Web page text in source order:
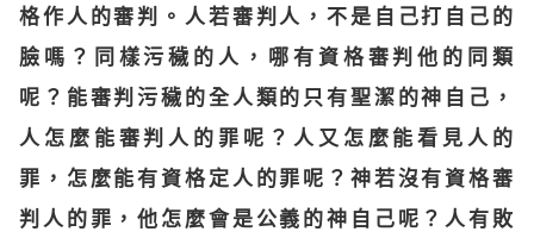
格作人的審判。人若審判人，不是自己打自己的
臉嗎？同樣污穢的人，哪有資格審判他的同類
呢？能審判污穢的全人類的只有聖潔的神自己，
人怎麼能審判人的罪呢？人又怎麼能看見人的
罪，怎麼能有資格定人的罪呢？神若沒有資格審
判人的罪，他怎麼會是公義的神自己呢？人有敗